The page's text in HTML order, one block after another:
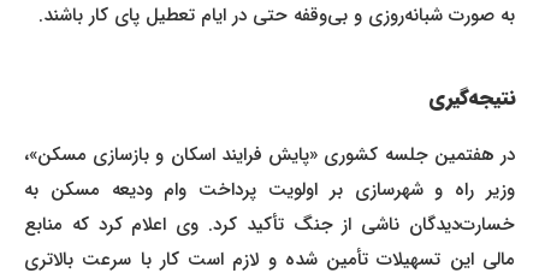
به صورت شبانه‌روزی و بی‌وقفه حتی در ایام تعطیل پای کار باشند.
نتیجه‌گیری
در هفتمین جلسه کشوری «پایش فرایند اسکان و بازسازی مسکن»،
وزیر راه و شهرسازی بر اولویت پرداخت وام ودیعه مسکن به
خسارت‌دیدگان ناشی از جنگ تأکید کرد. وی اعلام کرد که منابع
مالی این تسهیلات تأمین شده و لازم است کار با سرعت بالاتری